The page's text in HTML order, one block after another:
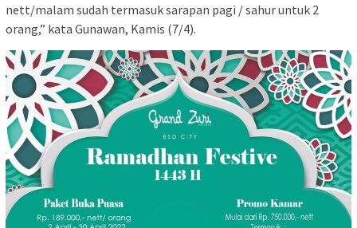
nett/malam sudah termasuk sarapan pagi / sahur untuk 2
orang,” kata Gunawan, Kamis (7/4).